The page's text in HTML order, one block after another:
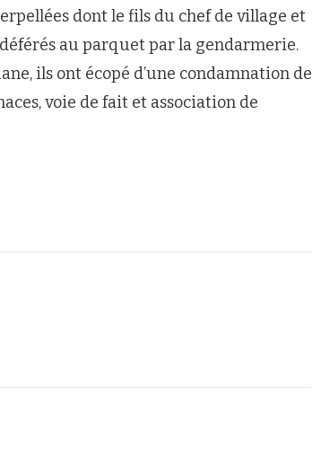
dont le fils du chef de village et
au parquet par la gendarmerie.
ils ont écopé d’une condamnation de
voie de fait et association de